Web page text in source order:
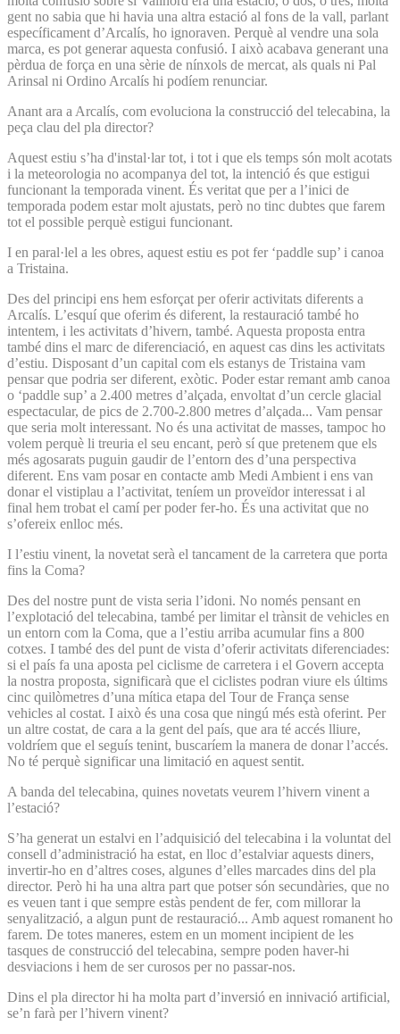
gent no sabia que hi havia una altra estació al fons de la vall, parlant
específicament d’Arcalís, ho ignoraven. Perquè al vendre una sola
marca, es pot generar aquesta confusió. I això acabava generant una
pèrdua de força en una sèrie de nínxols de mercat, als quals ni Pal
Arinsal ni Ordino Arcalís hi podíem renunciar.
Anant ara a Arcalís, com evoluciona la construcció del telecabina, la
peça clau del pla director?
Aquest estiu s’ha d'instal·lar tot, i tot i que els temps són molt acotats
i la meteorologia no acompanya del tot, la intenció és que estigui
funcionant la temporada vinent. És veritat que per a l’inici de
temporada podem estar molt ajustats, però no tinc dubtes que farem
tot el possible perquè estigui funcionant.
I en paral·lel a les obres, aquest estiu es pot fer ‘paddle sup’ i canoa
a Tristaina.
Des del principi ens hem esforçat per oferir activitats diferents a
Arcalís. L’esquí que oferim és diferent, la restauració també ho
intentem, i les activitats d’hivern, també. Aquesta proposta entra
també dins el marc de diferenciació, en aquest cas dins les activitats
d’estiu. Disposant d’un capital com els estanys de Tristaina vam
pensar que podria ser diferent, exòtic. Poder estar remant amb canoa
o ‘paddle sup’ a 2.400 metres d’alçada, envoltat d’un cercle glacial
espectacular, de pics de 2.700-2.800 metres d’alçada... Vam pensar
que seria molt interessant. No és una activitat de masses, tampoc ho
volem perquè li treuria el seu encant, però sí que pretenem que els
més agosarats puguin gaudir de l’entorn des d’una perspectiva
diferent. Ens vam posar en contacte amb Medi Ambient i ens van
donar el vistiplau a l’activitat, teníem un proveïdor interessat i al
final hem trobat el camí per poder fer-ho. És una activitat que no
s’ofereix enlloc més.
I l’estiu vinent, la novetat serà el tancament de la carretera que porta
fins la Coma?
Des del nostre punt de vista seria l’idoni. No només pensant en
l’explotació del telecabina, també per limitar el trànsit de vehicles en
un entorn com la Coma, que a l’estiu arriba acumular fins a 800
cotxes. I també des del punt de vista d’oferir activitats diferenciades:
si el país fa una aposta pel ciclisme de carretera i el Govern accepta
la nostra proposta, significarà que el ciclistes podran viure els últims
cinc quilòmetres d’una mítica etapa del Tour de França sense
vehicles al costat. I això és una cosa que ningú més està oferint. Per
un altre costat, de cara a la gent del país, que ara té accés lliure,
voldríem que el seguís tenint, buscaríem la manera de donar l’accés.
No té perquè significar una limitació en aquest sentit.
A banda del telecabina, quines novetats veurem l’hivern vinent a
l’estació?
S’ha generat un estalvi en l’adquisició del telecabina i la voluntat del
consell d’administració ha estat, en lloc d’estalviar aquests diners,
invertir-ho en d’altres coses, algunes d’elles marcades dins del pla
director. Però hi ha una altra part que potser són secundàries, que no
es veuen tant i que sempre estàs pendent de fer, com millorar la
senyalització, a algun punt de restauració... Amb aquest romanent ho
farem. De totes maneres, estem en un moment incipient de les
tasques de construcció del telecabina, sempre poden haver-hi
desviacions i hem de ser curosos per no passar-nos.
Dins el pla director hi ha molta part d’inversió en innivació artificial,
se’n farà per l’hivern vinent?